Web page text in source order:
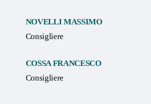
NOVELLI MASSIMO
Consigliere
COSSA FRANCESCO
Consigliere